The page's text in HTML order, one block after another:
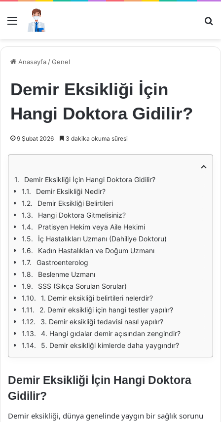
Menü
Anasayfa /Genel
Demir Eksikliği İçin
Hangi Doktora Gidilir?
9 Şubat 2026 3 dakika okuma süresi
Demir Eksikliği İçin Hangi Doktora Gidilir?
Demir Eksikliği Nedir?
Demir Eksikliği Belirtileri
Hangi Doktora Gitmelisiniz?
Pratisyen Hekim veya Aile Hekimi
İç Hastalıkları Uzmanı (Dahiliye Doktoru)
Kadın Hastalıkları ve Doğum Uzmanı
Gastroenterolog
Beslenme Uzmanı
SSS (Sıkça Sorulan Sorular)
1. Demir eksikliği belirtileri nelerdir?
2. Demir eksikliği için hangi testler yapılır?
3. Demir eksikliği tedavisi nasıl yapılır?
4. Hangi gıdalar demir açısından zengindir?
5. Demir eksikliği kimlerde daha yaygındır?
Demir Eksikliği İçin Hangi Doktora
Gidilir?
Demir eksikliği, dünya genelinde yaygın bir sağlık sorunu